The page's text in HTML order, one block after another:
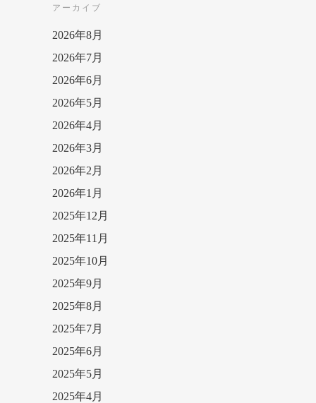
アーカイブ
2026年8月
2026年7月
2026年6月
2026年5月
2026年4月
2026年3月
2026年2月
2026年1月
2025年12月
2025年11月
2025年10月
2025年9月
2025年8月
2025年7月
2025年6月
2025年5月
2025年4月